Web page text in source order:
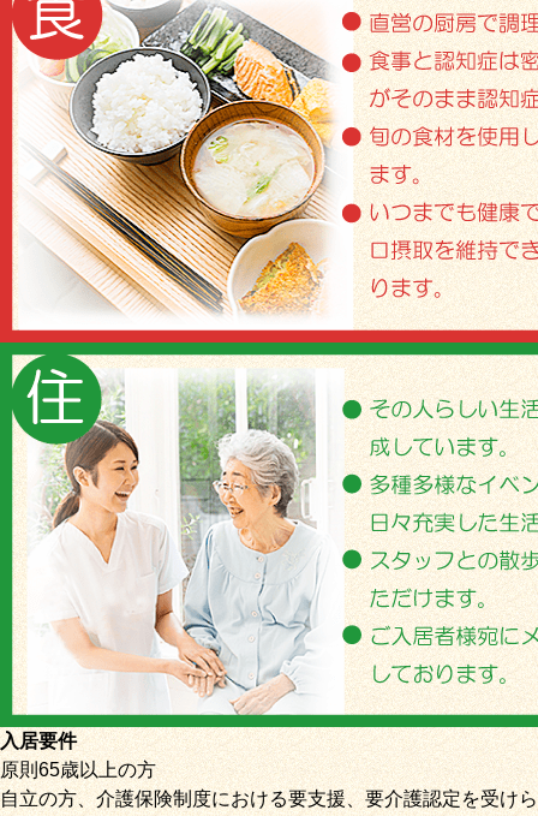
入居要件
原則65歳以上の方
自立の方、介護保険制度における要支援、要介護認定を受けら